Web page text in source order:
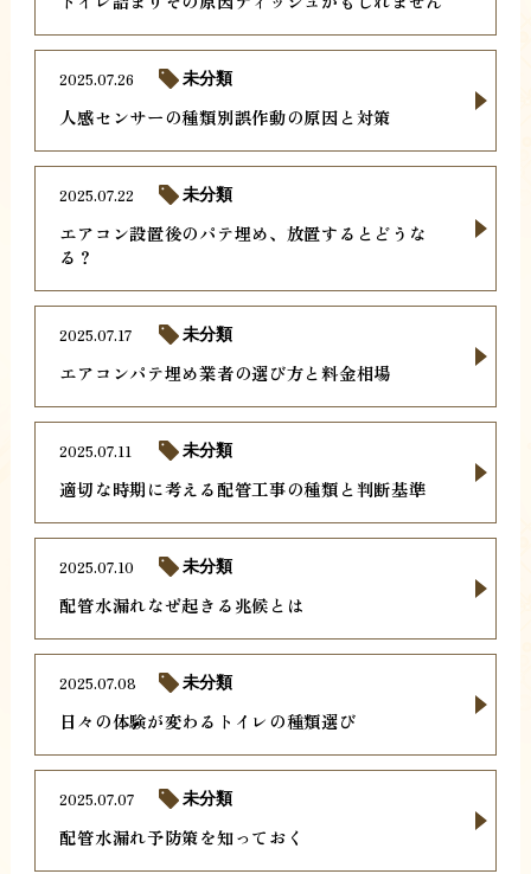
人感センサーの種類別誤作動の原因と対策
2025.07.26 未分類
エアコン設置後のパテ埋め、放置するとどうな
る？
2025.07.22 未分類
エアコンパテ埋め業者の選び方と料金相場
2025.07.17 未分類
適切な時期に考える配管工事の種類と判断基準
2025.07.11 未分類
配管水漏れなぜ起きる兆候とは
2025.07.10 未分類
日々の体験が変わるトイレの種類選び
2025.07.08 未分類
配管水漏れ予防策を知っておく
2025.07.07 未分類